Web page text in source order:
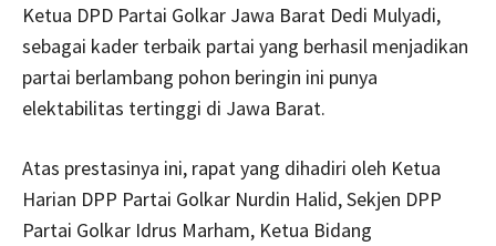
Ketua DPD Partai Golkar Jawa Barat Dedi Mulyadi,
sebagai kader terbaik partai yang berhasil menjadikan
partai berlambang pohon beringin ini punya
elektabilitas tertinggi di Jawa Barat.
Atas prestasinya ini, rapat yang dihadiri oleh Ketua
Harian DPP Partai Golkar Nurdin Halid, Sekjen DPP
Partai Golkar Idrus Marham, Ketua Bidang